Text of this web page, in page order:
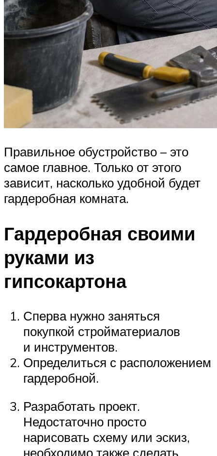
Правильное обустройство – это
самое главное. Только от этого
зависит, насколько удобной будет
гардеробная комната.
Гардеробная своими
руками из
гипсокартона
Сперва нужно заняться
покупкой стройматериалов
и инструментов.
Определиться с расположением
гардеробной.
Разработать проект.
Недостаточно просто
нарисовать схему или эскиз,
необходимо также сделать